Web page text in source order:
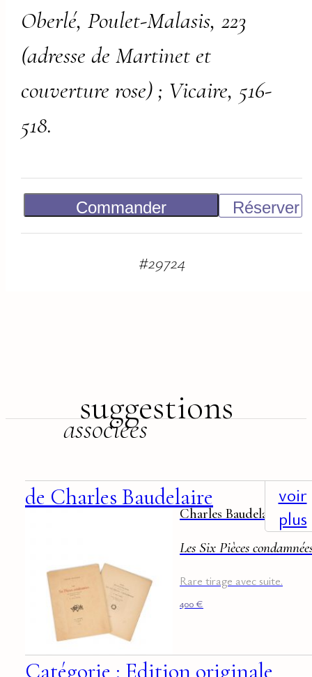
Oberlé, Poulet-Malasis, 223
(adresse de Martinet et
couverture rose) ; Vicaire, 516-
518.
Commander
Réserver
#29724
suggestions
associées
de Charles Baudelaire
Charles Baudelaire
Les Six Pièces
Rare tirage avec suite.
400€
+
voir
plus
Catégorie : Edition originale